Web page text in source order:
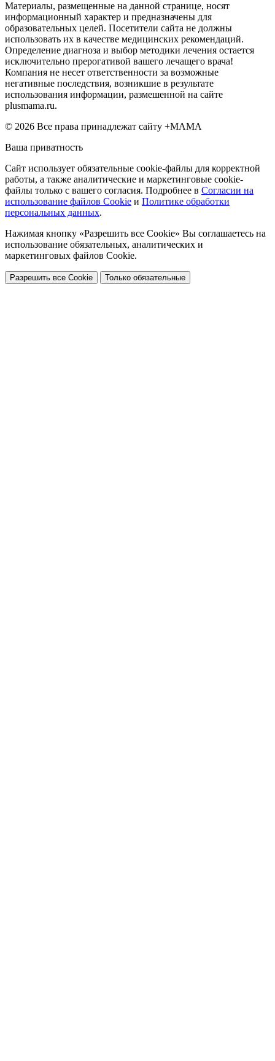
Материалы, размещенные на данной странице, носят
информационный характер и предназначены для
образовательных целей. Посетители сайта не должны
использовать их в качестве медицинских рекомендаций.
Определение диагноза и выбор методики лечения остается
исключительно прерогативой вашего лечащего врача!
Компания не несет ответственности за возможные
негативные последствия, возникшие в результате
использования информации, размешенной на сайте
plusmama.ru.
© 2026 Все права принадлежат сайту +МАМА
Ваша приватность
Сайт использует обязательные cookie-файлы для корректной
работы, а также аналитические и маркетинговые cookie-
файлы только с вашего согласия. Подробнее в Согласии на
использование файлов Cookie и Политике обработки
персональных данных.
Нажимая кнопку «Разрешить все Cookie» Вы соглашаетесь на
использование обязательных, аналитических и
маркетинговых файлов Cookie.
Разрешить все Cookie Только обязательные